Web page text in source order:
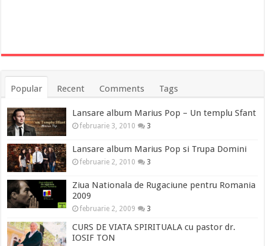
Popular Recent Comments Tags
Lansare album Marius Pop – Un templu Sfant
februarie 3, 2010 3
Lansare album Marius Pop si Trupa Domini
februarie 2, 2010 3
Ziua Nationala de Rugaciune pentru Romania
2009
februarie 2, 2009 3
CURS DE VIATA SPIRITUALA cu pastor dr.
IOSIF TON